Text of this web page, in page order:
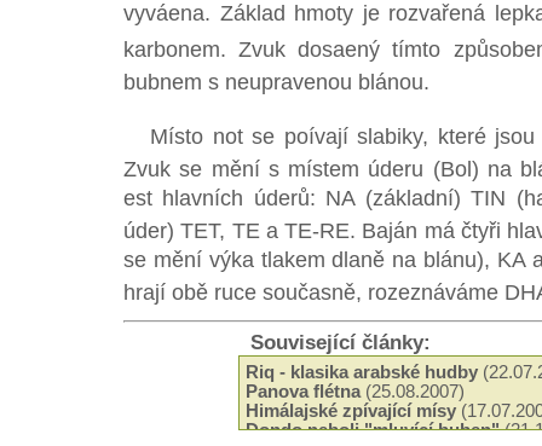
vyváena. Základ hmoty je rozvařená
karbonem. Zvuk dosaený tímto
bubnem s neupravenou blánou.
Místo not se poívají slabiky, které
Zvuk se mění s místem úderu (Bol) na
est hlavních úderů: NA (základní) TIN
úder) TET, TE a TE-RE. Baján má čtyři
se mění výka tlakem dlaně na blánu), KA
hrají obě ruce současně, rozeznáváme
Související články:
Riq - klasika arabské hudby
Panova flétna (25.08.2007)
Himálajské zpívající mísy
Dondo neboli "mluvící buben"